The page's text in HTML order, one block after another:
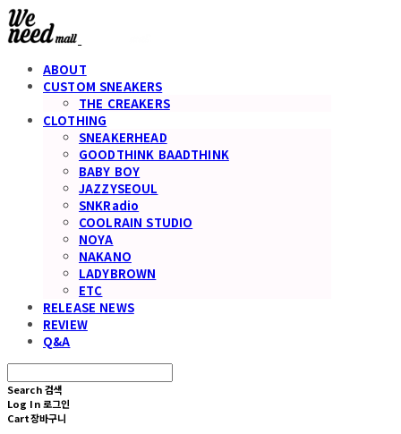
ABOUT
CUSTOM SNEAKERS
THE CREAKERS
CLOTHING
SNEAKERHEAD
GOODTHINK BAADTHINK
BABY BOY
JAZZYSEOUL
SNKRadio
COOLRAIN STUDIO
NOYA
NAKANO
LADYBROWN
ETC
RELEASE NEWS
REVIEW
Q&A
Search 검색
Log In 로그인
Cart장바구니